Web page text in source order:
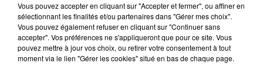
17 novembre 2023 - 2 min 22 sec
LES INFOS DU LOT DU 17/11/2023 À 09H59
Vous pouvez accepter en cliquant sur "Accepter et fermer", ou affiner en
sélectionnant les finalités et/ou partenaires dans "Gérer mes choix".
Vous pouvez également refuser en cliquant sur "Continuer sans
accepter". Vos préférences ne s'appliqueront que pour ce site. Vous
pouvez mettre à jour vos choix, ou retirer votre consentement à tout
moment via le lien "Gérer les cookies" situé en bas de chaque page.